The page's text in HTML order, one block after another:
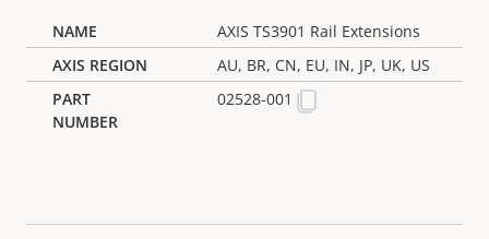
AXIS TS3901 Rail Extensions
AU, BR, CN, EU, IN, JP, UK, US
02528-001